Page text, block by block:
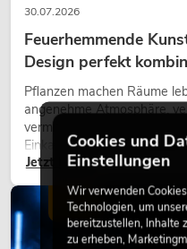
30.07.2026
Feuerhemmende
Design perfekt
Pflanzen machen Räume
angenehme Atmosphäre,
vermitteln Natürlichkeit. Ob
Einkaufszentren,
eine hochwertige
modernen Raumkonzept.
Jetzt lesen
LICHT
Cookies und
Einstellungen
Wir verwenden
Technologien, um
bereitzustellen, Inhalte
zu erheben,